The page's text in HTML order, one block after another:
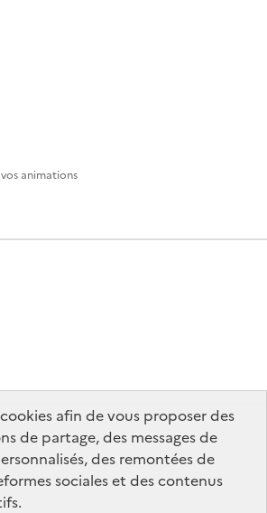
afin de vous proposer des
de partage, des messages de
des remontées de
sociales et des contenus
animations
info.gouv.fr
data.gouv.fr